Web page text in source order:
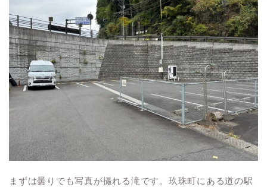
まずは曇りでも写真が撮れる滝です。玖珠町にある道の駅